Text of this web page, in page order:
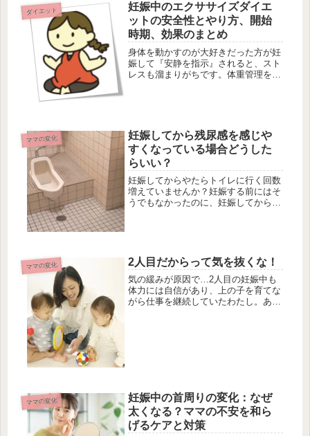
ダイエット
妊娠中のエクササイズダイエ
ットの安全性とやり方、開始
時期、効果のまとめ
身体を動かすのが大好きだった方が妊
娠して『安静を指示』されると、スト
レスも溜まりがちです。体重管理を徹
健康...
ママの変化
妊娠してから残尿感を感じや
すくなっている場合どうした
らいい？
妊娠してからやたらトイレに行く回数
増えていませんか？妊娠する前にはそ
うでもなかったのに、妊娠してから気
妊婦...
ママの変化 2人目だからって気を抜くな！
気の緩みが原因で…2人目の妊娠中も
体力には自信があり、上の子を育てな
がら仕事を継続していたわたし。ある
ママの変化
妊娠中の首周りの変化：なぜ
太くなる？ママの不安を和ら
げるケアと対策